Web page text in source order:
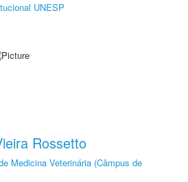
UNESP
Rossetto
Medicina Veterinária (Câmpus de